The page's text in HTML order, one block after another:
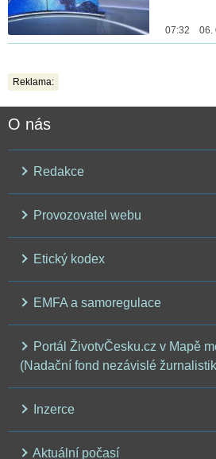
07:32 06.
Reklama:
O nás
Redakce
Provozovatel webu
Etický kodex
EMFA a samoregulace
Portál ŽivotvČesku.cz v Mapě
(Nadační fond nezávislé
Inzerce
Aktuální počasí